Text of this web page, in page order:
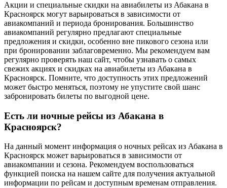
Акции и специальные скидки на авиабилеты из Абакана в
Красноярск могут варьироваться в зависимости от
авиакомпаний и периода бронирования. Большинство
авиакомпаний регулярно предлагают специальные
предложения и скидки, особенно вне пикового сезона или
при бронировании заблаговременно. Мы рекомендуем вам
регулярно проверять наш сайт, чтобы узнавать о самых
свежих акциях и скидках на авиабилеты из Абакана в
Красноярск. Помните, что доступность этих предложений
может быстро меняться, поэтому не упустите свой шанс
забронировать билеты по выгодной цене.
Есть ли ночные рейсы из Абакана в
Красноярск?
На данный момент информация о ночных рейсах из Абакана в
Красноярск может варьироваться в зависимости от
авиакомпании и сезона. Рекомендуем воспользоваться
функцией поиска на нашем сайте для получения актуальной
информации по рейсам и доступным временам отправления.